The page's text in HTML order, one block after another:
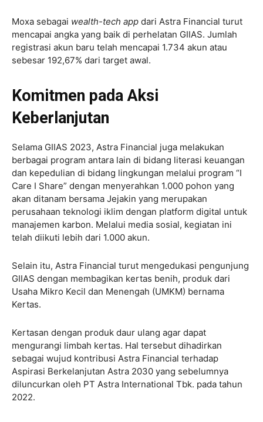
Moxa sebagai wealth-tech app dari Astra Financial turut
mencapai angka yang baik di perhelatan GIIAS. Jumlah
registrasi akun baru telah mencapai 1.734 akun atau
sebesar 192,67% dari target awal.
Komitmen pada Aksi
Keberlanjutan
Selama GIIAS 2023, Astra Financial juga melakukan
berbagai program antara lain di bidang literasi keuangan
dan kepedulian di bidang lingkungan melalui program “I
Care I Share” dengan menyerahkan 1.000 pohon yang
akan ditanam bersama Jejakin yang merupakan
perusahaan teknologi iklim dengan platform digital untuk
manajemen karbon. Melalui media sosial, kegiatan ini
telah diikuti lebih dari 1.000 akun.
Selain itu, Astra Financial turut mengedukasi pengunjung
GIIAS dengan membagikan kertas benih, produk dari
Usaha Mikro Kecil dan Menengah (UMKM) bernama
Kertas.
Kertasan dengan produk daur ulang agar dapat
mengurangi limbah kertas. Hal tersebut dihadirkan
sebagai wujud kontribusi Astra Financial terhadap
Aspirasi Berkelanjutan Astra 2030 yang sebelumnya
diluncurkan oleh PT Astra International Tbk. pada tahun
2022.